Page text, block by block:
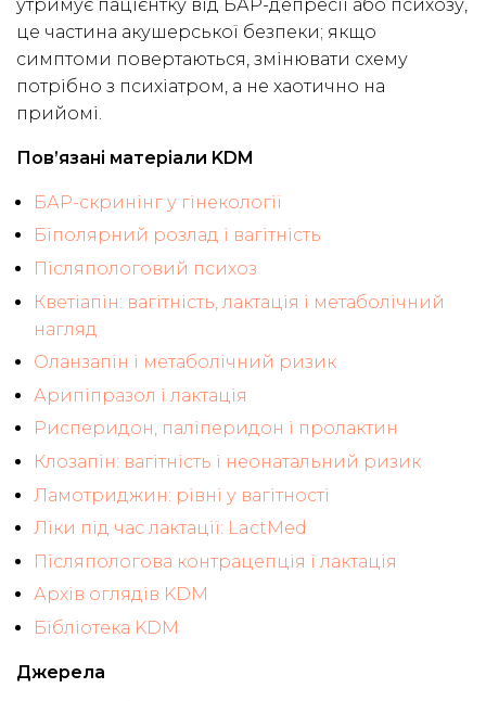
утримує пацієнтку від БАР-депресії або психозу,
це частина акушерської безпеки; якщо
симптоми повертаються, змінювати схему
потрібно з психіатром, а не хаотично на
прийомі.
Пов’язані матеріали KDM
БАР-скринінг у гінекології
Біполярний розлад і вагітність
Післяпологовий психоз
Кветіапін: вагітність, лактація і метаболічний
нагляд
Оланзапін і метаболічний ризик
Арипіпразол і лактація
Рисперидон, паліперидон і пролактин
Клозапін: вагітність і неонатальний ризик
Ламотриджин: рівні у вагітності
Ліки під час лактації: LactMed
Післяпологова контрацепція і лактація
Архів оглядів KDM
Бібліотека KDM
Джерела